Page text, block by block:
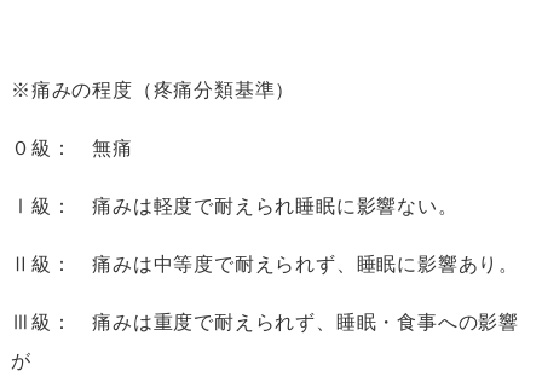
※痛みの程度（疼痛分類基準）
０級： 無痛
Ⅰ級： 痛みは軽度で耐えられ睡眠に影響ない。
Ⅱ級： 痛みは中等度で耐えられず、睡眠に影響あり。
Ⅲ級： 痛みは重度で耐えられず、睡眠・食事への影響
が